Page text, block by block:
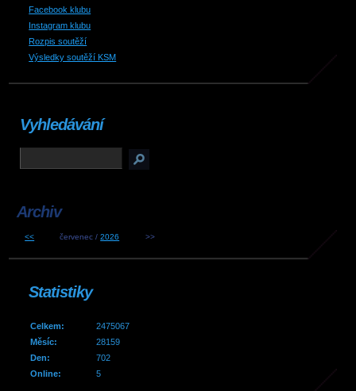
Facebook klubu
Instagram klubu
Rozpis soutěží
Výsledky soutěží KSM
Vyhledávání
Archiv
<< červenec /2026 >>
Statistiky
Online: 5
Celkem:
2475067
Měsíc:
28159
Den:
702